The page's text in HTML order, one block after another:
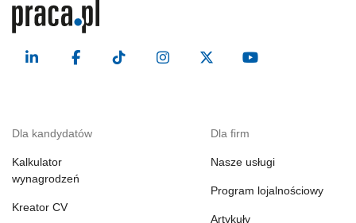
Dla kandydatów
Kalkulator
wynagrodzeń
Kreator CV
Dla firm
Nasze usługi
Program lojalnościowy
Artykuły